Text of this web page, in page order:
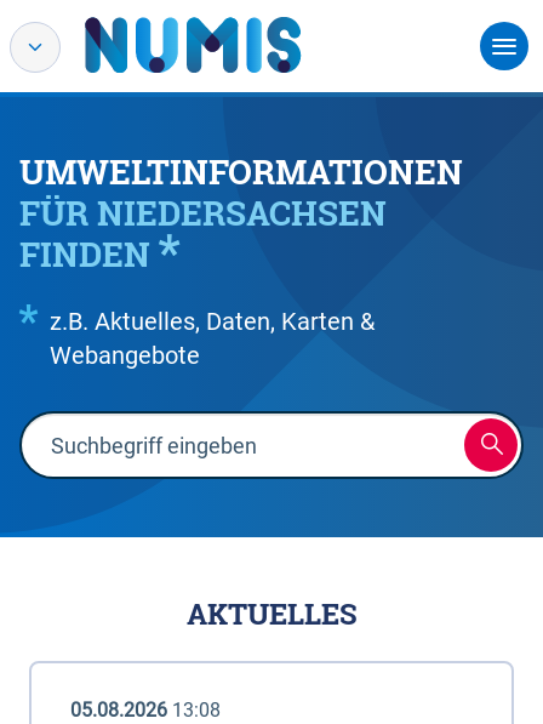
UMWELTINFORMATIONEN
FÜR NIEDERSACHSEN
FINDEN
z.B. Aktuelles, Daten, Karten &
Webangebote
AKTUELLES
05.08.2026 13:08